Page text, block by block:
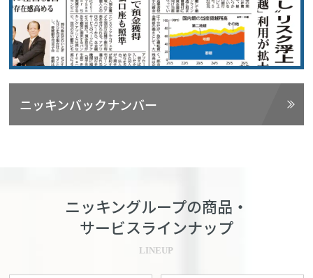
ニッキンバックナンバー
ニッキングループの商品・
サービスラインナップ
LINEUP